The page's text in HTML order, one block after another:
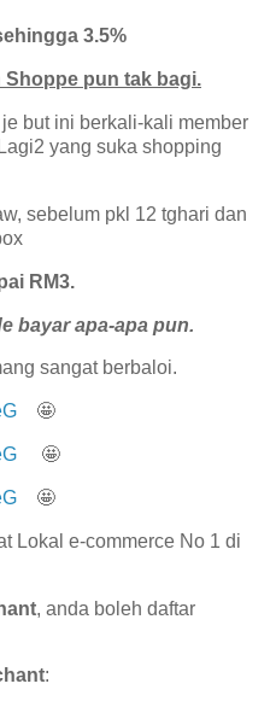
3.5%
Shoppe pun tak bagi.
but ini berkali-kali member
yang suka shopping
sebelum pkl 12 tghari dan
RM3.
bayar apa-apa pun.
sangat berbaloi.
🤩
🤩
🤩
Lokal e-commerce No 1 di
, anda boleh daftar
: